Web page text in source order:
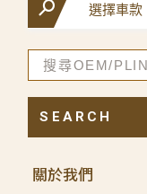
關於我們
SEARCH